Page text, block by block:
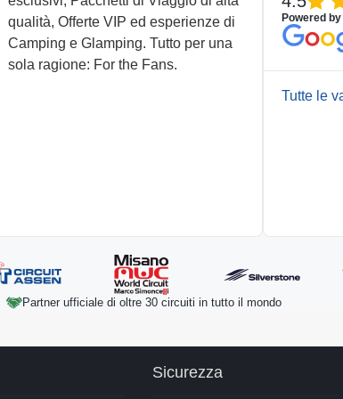
qualità, Offerte VIP ed esperienze di
Camping e Glamping. Tutto per una
sola ragione: For the Fans.
Powered by
Tutte le
Partner ufficiale di oltre 30 circuiti in tutto il mondo
Sicurezza